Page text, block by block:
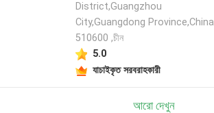
District,Guangzhou
City,Guangdong Province,China
510600 ,চীন
5.0
যাচাইকৃত সরবরাহকারী
আরো দেখুন